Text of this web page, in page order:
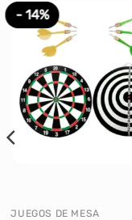
- 14%
JUEGOS DE MESA